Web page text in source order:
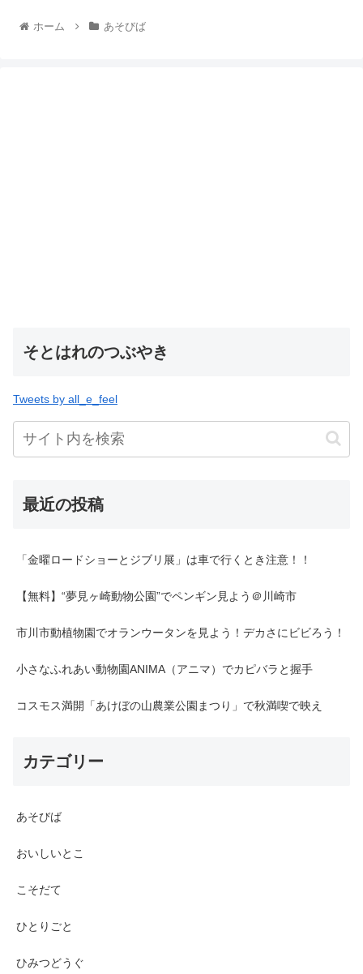
ホーム あそびば
そとはれのつぶやき
Tweets by all_e_feel
最近の投稿
「金曜ロードショーとジブリ展」は車で行くとき注意！！
【無料】“夢見ヶ崎動物公園”でペンギン見よう＠川崎市
市川市動植物園でオランウータンを見よう！デカさにビビろう！
小さなふれあい動物園ANIMA（アニマ）でカピバラと握手
コスモス満開「あけぼの山農業公園まつり」で秋満喫で映え
カテゴリー
あそびば
おいしいとこ
こそだて
ひとりごと
ひみつどうぐ